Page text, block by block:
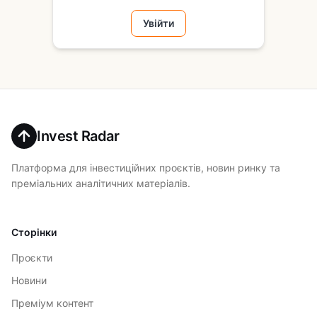
Увійти
Invest Radar
Платформа для інвестиційних проєктів, новин ринку та
преміальних аналітичних матеріалів.
Сторінки
Проєкти
Новини
Преміум контент